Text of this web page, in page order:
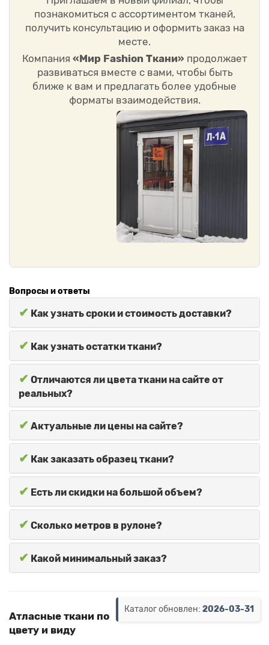
познакомиться с ассортиментом тканей,
получить консультацию и оформить заказ на
месте.
Компания «Мир Fashion Ткани» продолжает
развиваться вместе с вами, чтобы быть
ближе к вам и предлагать более удобные
форматы взаимодействия.
Вопросы и ответы
✔ Как узнать сроки и стоимость доставки?
✔ Как узнать остатки ткани?
✔ Отличаются ли цвета ткани на сайте от
реальных?
✔ Актуальные ли цены на сайте?
✔ Как заказать образец ткани?
✔ Есть ли скидки на большой объем?
✔ Сколько метров в рулоне?
✔ Какой минимальный заказ?
Каталог обновлен: 2026-03-31
Атласные ткани по
цвету и виду